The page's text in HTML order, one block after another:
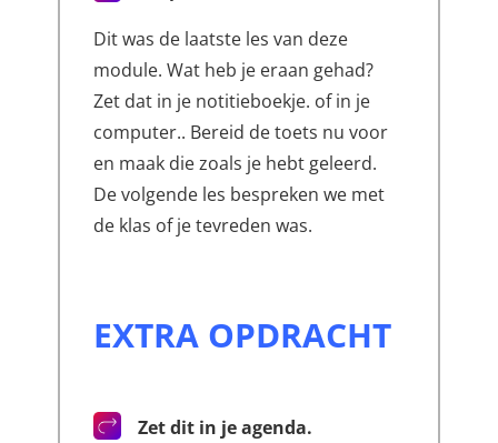
Dit was de laatste les van deze
module. Wat heb je eraan gehad?
Zet dat in je notitieboekje. of in je
computer.. Bereid de toets nu voor
en maak die zoals je hebt geleerd.
De volgende les bespreken we met
de klas of je tevreden was.
EXTRA OPDRACHT
Zet dit in je agenda.